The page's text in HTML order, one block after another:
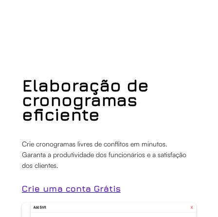
Elaboração de
cronogramas
eficiente
Crie cronogramas livres de conflitos em minutos.
Garanta a produtividade dos funcionários e a satisfação
dos clientes.
Crie uma conta Grátis